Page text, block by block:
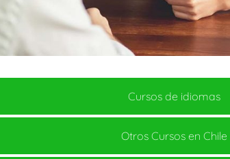
Cursos de idiomas
Otros Cursos en Chile